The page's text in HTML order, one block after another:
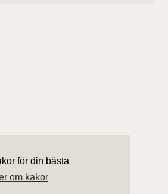
för din bästa
om kakor